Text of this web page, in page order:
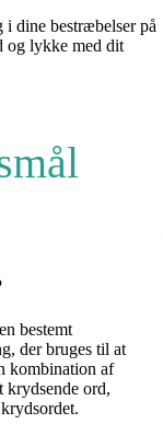
dine bestræbelser på
og lykke med dit
bestemt
der bruges til at
kombination af
krydsende ord,